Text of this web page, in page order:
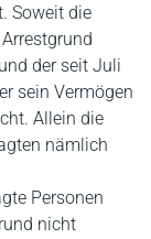
Soweit die
der seit Juli
sein Vermögen
Allein die
nämlich
Personen
nicht